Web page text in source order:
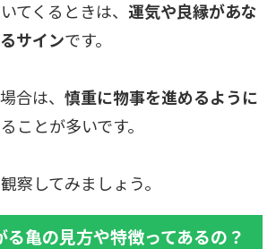
てくるときは、 運気や良縁があな
サインです。
合は、 慎重に物事を進めるように
ことが多いです。
察してみましょう。
る亀の見方や特徴ってあるの？